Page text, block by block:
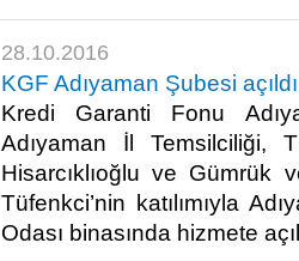
28.10.2016
KGF Adıyaman Şubesi açıldı
Kredi Garanti Fonu
Adıyaman İl Temsilciliği,
Hisarcıklıoğlu ve Gümrük
Tüfenkci’nin katılımıyla
Odası binasında hizmete